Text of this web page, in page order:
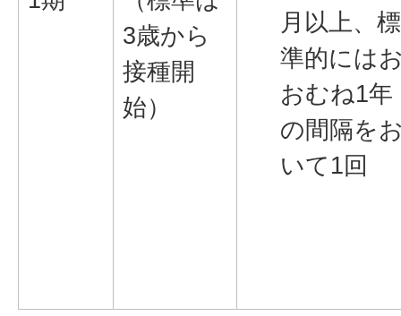
3歳から
接種開
始）
月以上、標
準的には
おむね1年
の間隔を
いて1回